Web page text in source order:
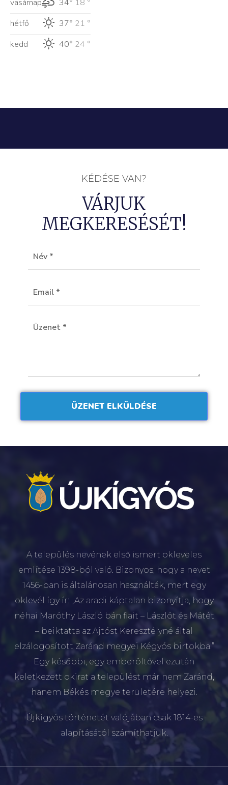
vasárnap 34° 18 °
hétfő
37° 21 °
kedd
40° 24 °
KÉDÉSE VAN?
VÁRJUK
MEGKERESÉSÉT!
A település nevének első ismert okleveles
említése 1398-ból való. Bizonyos, hogy a nevet
1456-ban is általánosan használták, mert egy
oklevél így ír: „Az aradi káptalan bizonyítja, hogy
néhai Maróthy László bán fiait – Lászlót és Mátét
– beiktatta az Ajtóst Keresztélyné által
elzálogosított Zaránd megyei Kégyós birtokba.”
Egy későbbi, egy emberöltővel ezután
keletkezett okirat a települést már nem Zaránd,
hanem Békés megye területére helyezi.
Újkígyós történetét valójában csak 1814-es
alapításától számíthatjuk.